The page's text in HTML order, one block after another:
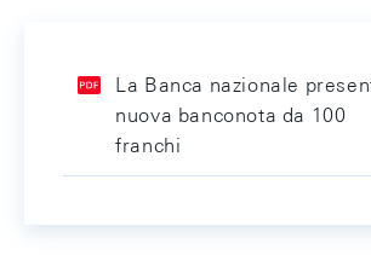
La Banca nazionale
nuova banconota da 100
franchi